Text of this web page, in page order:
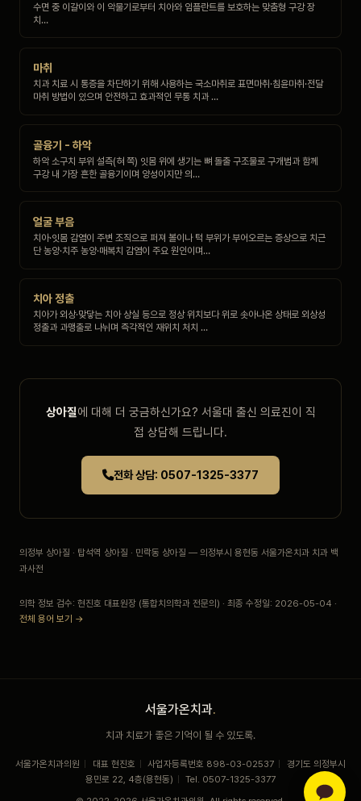
수면 중 이갈이와 이 악물기로부터 치아와 임플란트를 보호하는 맞춤형 구강 장
치…
마취
치과 치료 시 통증을 차단하기 위해 사용하는 국소마취로 표면마취·침윤마취·전달
마취 방법이 있으며 안전하고 효과적인 무통 치과 …
골융기 - 하악
하악 소구치 부위 설측(혀 쪽) 잇몸 위에 생기는 뼈 돌출 구조물로 구개범과 함께
구강 내 가장 흔한 골융기이며 양성이지만 의…
얼굴 부음
치아·잇몸 감염이 주변 조직으로 퍼져 볼이나 턱 부위가 부어오르는 증상으로 치근
단 농양·치주 농양·매복치 감염이 주요 원인이며…
치아 정출
치아가 외상·맞닿는 치아 상실 등으로 정상 위치보다 위로 솟아나온 상태로 외상성
정출과 과맹출로 나뉘며 즉각적인 재위치 처치 …
상아질에 대해 더 궁금하신가요? 서울대 출신 의료진이 직
접 상담해 드립니다.
전화 상담: 0507-1325-3377
의정부 상아질 · 탑석역 상아질 · 민락동 상아질 — 의정부시 용현동 서울가온치과 치과 백
과사전
의학 정보 검수: 현진호 대표원장 (통합치의학과 전문의) · 최종 수정일: 2026-05-04 ·
전체 용어 보기 →
서울가온치과.
치과 치료가 좋은 기억이 될 수 있도록.
서울가온치과의원 | 대표 현진호 | 사업자등록번호 898-03-02537 |
경기도 의정부시
용민로 22, 4층(용현동) | Tel. 0507-1325-3377